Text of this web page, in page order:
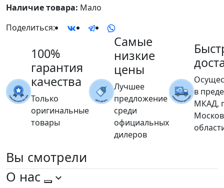
Наличие товара: Мало
Поделиться:
100%
гарантия
качества
Только
оригинальные
товары
Самые
низкие
цены
Лучшее
предложение
среди
официальных
дилеров
в
МКАД,
Вы смотрели
О нас